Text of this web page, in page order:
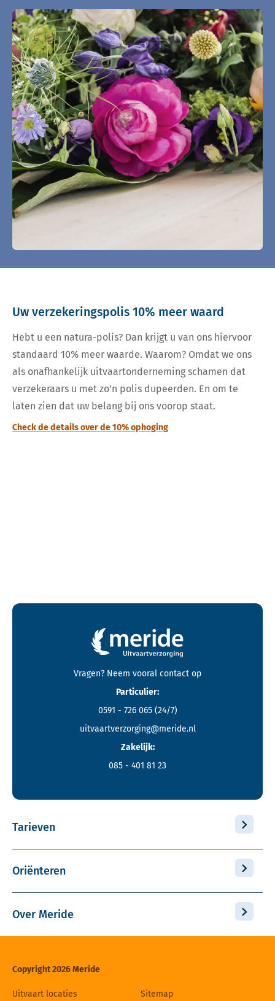
Uw verzekeringspolis 10% meer waard
Hebt u een natura-polis? Dan krijgt u van ons hiervoor
standaard 10% meer waarde. Waarom? Omdat we ons
als onafhankelijk uitvaartonderneming schamen dat
verzekeraars u met zo’n polis dupeerden. En om te
laten zien dat uw belang bij ons voorop staat.
Check de details over de 10% ophoging
Contactgegevens en footer menu van Meride
Vragen? Neem vooral contact op
Particulier:
0591 - 726 065 (24/7)
uitvaartverzorging@meride.nl
Zakelijk:
085 - 401 81 23
Tarieven
Oriënteren
Over Meride
Copyright 2026 Meride
Uitvaart locaties Sitemap